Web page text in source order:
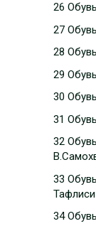
26
27
28
29
30
31
32
33
Тафлиси
34